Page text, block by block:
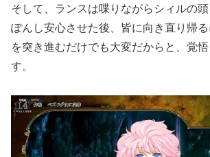
そして、ランスは喋りながらシィルの
ぽんし安心させた後、皆に向き直り帰
を突き進むだけでも大変だからと、覚
す。